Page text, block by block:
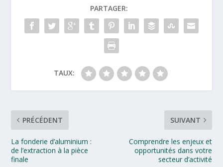
PARTAGER:
TAUX:
PRÉCÉDENT
La fonderie d’aluminium :
de l’extraction à la pièce
finale
SUIVANT
Comprendre les enjeux et
opportunités dans votre
secteur d’activité